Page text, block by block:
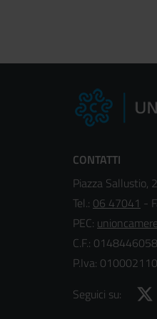
CONTATTI
Piazza Sallustio,
Tel.: 06 47041 -
PEC:
C.F.:
P.Iva:
Seguici su: